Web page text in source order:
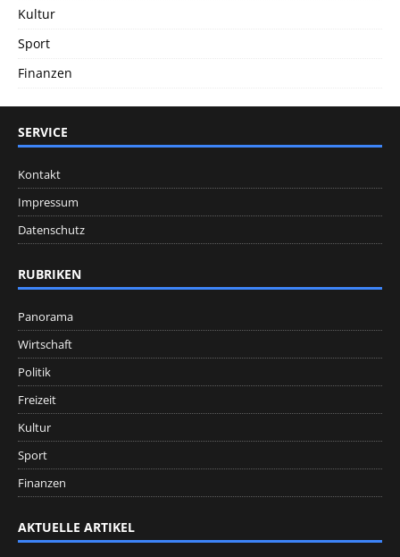
Kultur
Sport
Finanzen
SERVICE
Kontakt
Impressum
Datenschutz
RUBRIKEN
Panorama
Wirtschaft
Politik
Freizeit
Kultur
Sport
Finanzen
AKTUELLE ARTIKEL